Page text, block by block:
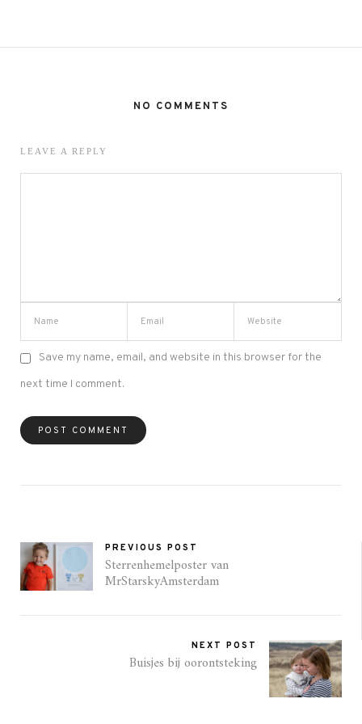
NO COMMENTS
LEAVE A REPLY
Save my name, email, and website in this browser for the
next time I comment.
PREVIOUS POST
Sterrenhemelposter van
MrStarskyAmsterdam
NEXT POST
Buisjes bij oorontsteking